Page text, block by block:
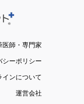
医師・専門家
シーポリシー
ンについて
運営会社